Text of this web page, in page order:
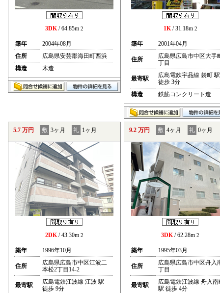
3DK/ 64.85m 2
築年
2004年08月
住所
広島県安芸郡海田町西浜
構造
木造
1K/ 31.18m 2
築年 2001年04月
住所
広島県広島市中区大手
丁目
最寄駅
広島電鉄宇品線 袋町 駅
徒歩 3分
構造
鉄筋コンクリート造
5.7 万円 敷 3ヶ月 礼 1ヶ月
2DK/ 43.30m 2
築年 1996年10月
住所
広島県広島市中区江波二
本松2丁目14-2
最寄駅
広島電鉄江波線 江波 駅
徒歩 9分
9.2 万円 敷 4ヶ月 礼 0ヶ月
3DK/ 62.28m 2
築年 1995年03月
住所
広島県広島市中区舟入
丁目
最寄駅
広島電鉄江波線 舟入南
駅 徒歩 4分